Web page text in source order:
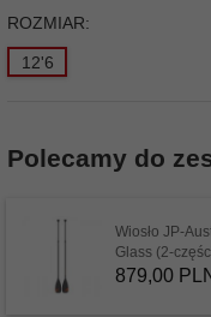
ROZMIAR:
12'6
Polecamy do
Wiosło JP-
Glass (2-
879,00